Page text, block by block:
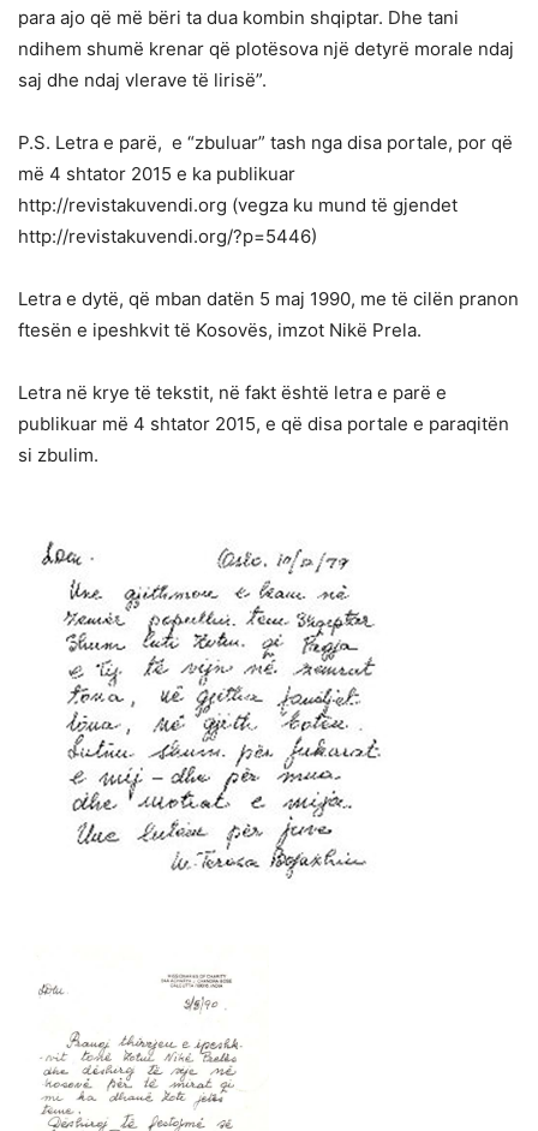
para ajo që më bëri ta dua kombin shqiptar. Dhe tani
ndihem shumë krenar që plotësova një detyrë morale ndaj
saj dhe ndaj vlerave të lirisë”.
P.S. Letra e parë, e “zbuluar” tash nga disa portale, por që
më 4 shtator 2015 e ka publikuar
http://revistakuvendi.org (vegza ku mund të gjendet
http://revistakuvendi.org/?p=5446)
Letra e dytë, që mban datën 5 maj 1990, me të cilën pranon
ftesën e ipeshkvit të Kosovës, imzot Nikë Prela.
Letra në krye të tekstit, në fakt është letra e parë e
publikuar më 4 shtator 2015, e që disa portale e paraqitën
si zbulim.